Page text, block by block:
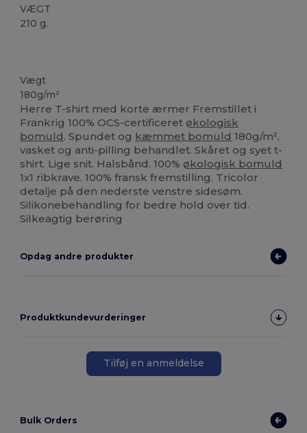
VÆGT
210 g.
Vægt
180g/m²
Herre T-shirt med korte ærmer Fremstillet i
Frankrig 100% OCS-certificeret økologisk
bomuld. Spundet og kæmmet bomuld 180g/m²,
vasket og anti-pilling behandlet. Skåret og syet t-
shirt. Lige snit. Halsbånd. 100% økologisk bomuld
1x1 ribkrave. 100% fransk fremstilling. Tricolor
detalje på den nederste venstre sidesøm.
Silikonebehandling for bedre hold over tid.
Silkeagtig berøring
Opdag andre produkter
Produktkundevurderinger
Tilføj en anmeldelse
Bulk Orders